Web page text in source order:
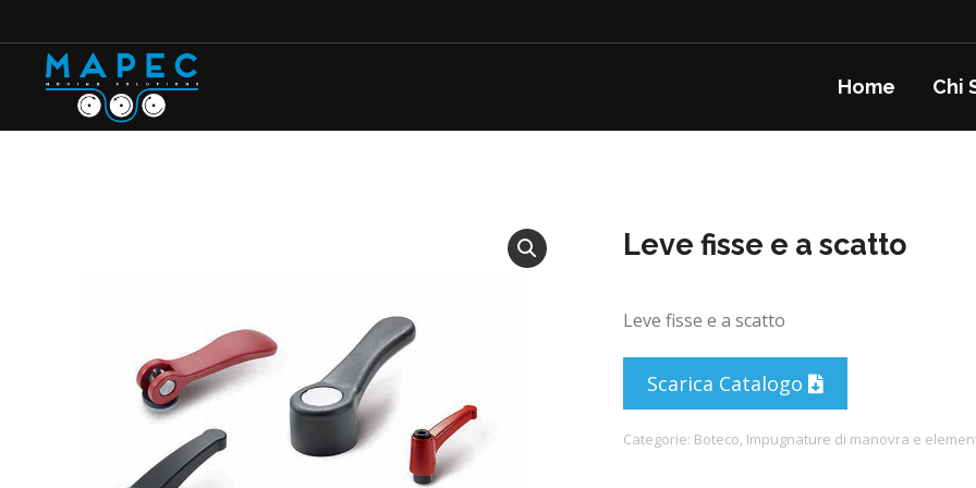
Home Chi
Leve fisse e a scatto
Leve fisse e a scatto
Scarica Catalogo
Categorie: Boteco, Impugnature di manovra e